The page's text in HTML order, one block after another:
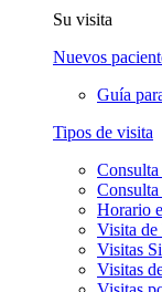
Su visita
Nuevos
Guía
Tipos de visita
Consulta
Consulta
Horario
Visita de
Visitas
Visitas